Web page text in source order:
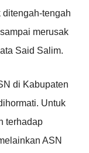
tengah
merusak
Said Salim.
di Kabupaten
Untuk
terhadap
ASN